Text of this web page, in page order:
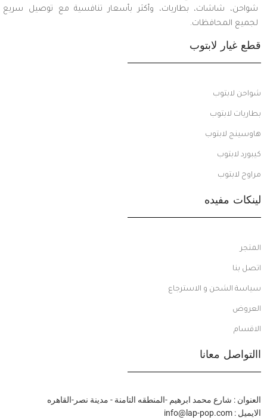
شواحن، شاشات، بطاريات، وأكثر بأسعار تنافسية مع توصيل سريع
لجميع المحافظات.
قطع غيار لابتوب
شواحن لابتوب
بطاريات لابتوب
هاوسينج لابتوب
كيبورد لابتوب
مراوح لابتوب
لينكات مفيده
المتجر
اتصل بنا
سياسة الشحن و الاسترجاع
العروض
الاقسام
االتواصل معانا
العنوان : شارع محمد ابرهيم -المنطقه التامنة - مدينة نصر-القاهره
الايميل : info@lap-pop.com